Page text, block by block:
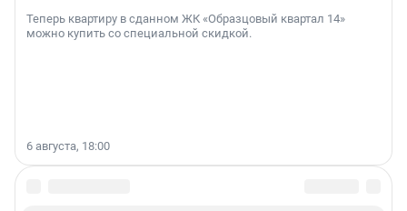
Теперь квартиру в сданном ЖК «Образцовый квартал 14»
можно купить со специальной скидкой.
6 августа, 18:00